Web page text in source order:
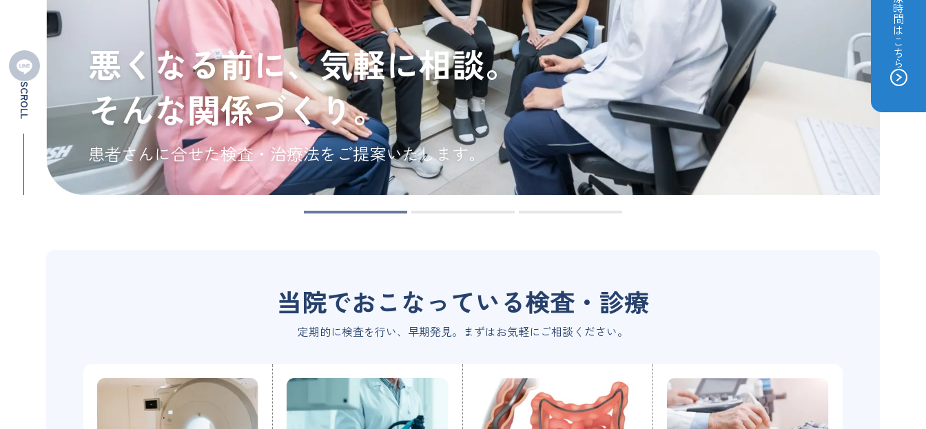
診療時間はこちら
悪くなる前に、気軽に相談。
そんな関係づくり。
患者さんに合せた検査・治療法をご提案いたします。
SCROLL
当院でおこなっている検査・診療
定期的に検査を行い、早期発見。 まずはお気軽にご相談ください。